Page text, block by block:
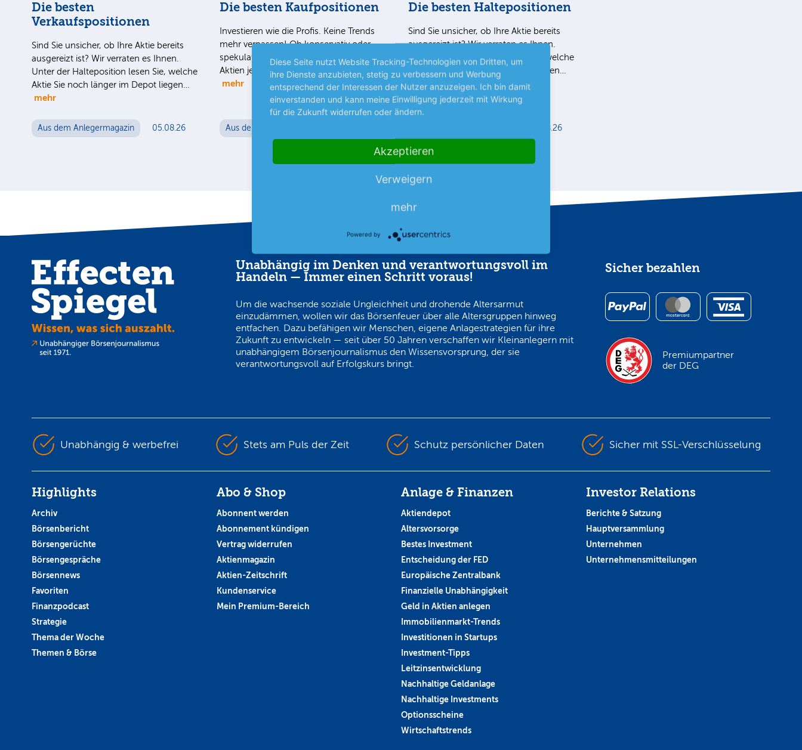
Die besten
Verkaufspositionen
Sind Sie unsicher, ob Ihre Aktie bereits
ausgereizt ist? Wir verraten es Ihnen.
Unter der Halteposition lesen Sie, welche
Aktie Sie noch länger im Depot liegen…
mehr
Aus dem Anlegermagazin 05.08.26
Die besten Kaufpositionen
Investieren wie die Profis. Keine Trends
mehr verpassen! Ob konservativ oder
spekulativ – wir verraten Ihnen, welche
Aktien jetzt ins Depot gehören! In der…
mehr
Aus dem Anlegermagazin
Die besten Haltepositionen
Sind Sie unsicher, ob Ihre Aktie bereits
ausgereizt ist? Wir verraten es Ihnen.
Unter der Halteposition lesen Sie, welche
Aktie Sie noch länger im Depot liegen…
mehr
05.08.26
Unabhängig im Denken und verantwortungsvoll im
Handeln — Immer einen Schritt voraus!
Um die wachsende soziale Ungleichheit und drohende Altersarmut
einzudämmen, wollen wir das Börsenfeuer über alle Altersgruppen hinweg
entfachen. Dazu befähigen wir Menschen, eigene Anlagestrategien für ihre
Zukunft zu entwickeln — seit über 50 Jahren verschaffen wir Kleinanlegern mit
unabhängigem Börsenjournalismus den Wissensvorsprung, der sie
verantwortungsvoll auf Erfolgskurs bringt.
Sicher bezahlen
Premiumpartner
der DEG
Unabhängig & werbefrei Stets am Puls der Zeit Schutz persönlicher Daten Sicher mit SSL-Verschlüsselung
Highlights
Archiv
Börsenbericht
Börsengerüchte
Börsengespräche
Börsennews
Favoriten
Finanzpodcast
Strategie
Thema der Woche
Themen & Börse
Abo & Shop
Abonnent werden
Abonnement kündigen
Vertrag widerrufen
Aktienmagazin
Aktien-Zeitschrift
Kundenservice
Mein Premium-Bereich
Anlage & Finanzen
Aktiendepot
Altersvorsorge
Bestes Investment
Entscheidung der FED
Europäische Zentralbank
Finanzielle Unabhängigkeit
Geld in Aktien anlegen
Immobilienmarkt-Trends
Investitionen in Startups
Investment-Tipps
Leitzinsentwicklung
Nachhaltige Geldanlage
Nachhaltige Investments
Optionsscheine
Wirtschaftstrends
Investor Relations
Berichte & Satzung
Hauptversammlung
Unternehmen
Unternehmensmitteilungen
Diese Seite nutzt Website Tracking-Technologien von Dritten, um
ihre Dienste anzubieten, stetig zu verbessern und Werbung
entsprechend der Interessen der Nutzer anzuzeigen. Ich bin damit
einverstanden und kann meine Einwilligung jederzeit mit Wirkung
für die Zukunft widerrufen oder ändern.
Akzeptieren
Verweigern
mehr
Powered by